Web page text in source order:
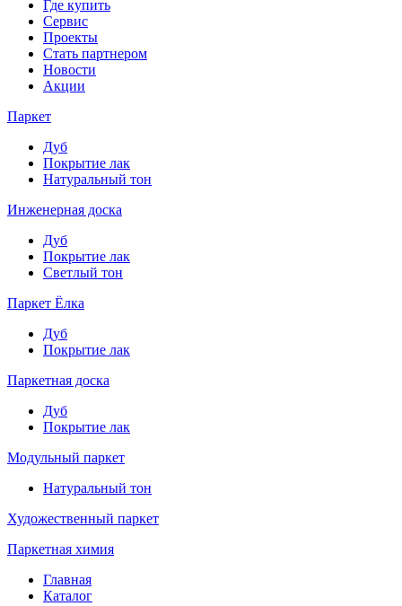
Где купить
Сервис
Проекты
Стать партнером
Новости
Акции
Паркет
Дуб
Покрытие лак
Натуральный тон
Инженерная доска
Дуб
Покрытие лак
Светлый тон
Паркет Ёлка
Дуб
Покрытие лак
Паркетная доска
Дуб
Покрытие лак
Модульный паркет
Натуральный тон
Художественный паркет
Паркетная химия
Главная
Каталог